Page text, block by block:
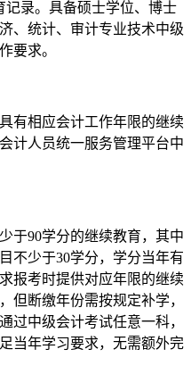
记录。具备硕士学位、博士
、统计、审计专业技术中级
要求。
有相应会计工作年限的继续
计人员统一服务管理平台中
于90学分的继续教育，其中
不少于30学分，学分当年有
报考时提供对应年限的继续
但断缴年份需按规定补学，
过中级会计考试任意一科，
当年学习要求，无需额外完